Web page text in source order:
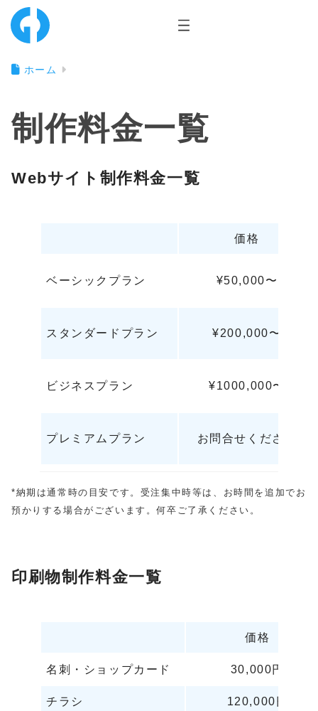
ホーム
制作料金一覧
Webサイ ト 制作料金一覧
価格
ベーシックプラン ¥50,000〜
スタンダードプラン ¥200,000〜
ビジネスプラン ¥1000,000〜
プレミアムプラン お問合せください
*納期は通常時の目安です。受注集中時等は、お時間を追加でお
預かりする場合がございます。何卒ご了承ください。
印刷物制作料金一覧
価格
名刺・ショップカード 30,000円
チラシ 120,000円